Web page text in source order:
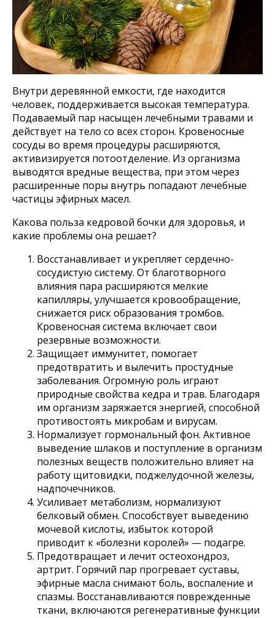
Внутри деревянной емкости, где находится
человек, поддерживается высокая температура.
Подаваемый пар насыщен лечебными травами и
действует на тело со всех сторон. Кровеносные
сосуды во время процедуры расширяются,
активизируется потоотделение. Из организма
выводятся вредные вещества, при этом через
расширенные поры внутрь попадают лечебные
частицы эфирных масел.
Какова польза кедровой бочки для здоровья, и
какие проблемы она решает?
Восстанавливает и укрепляет сердечно-
сосудистую систему. От благотворного
влияния пара расширяются мелкие
капилляры, улучшается кровообращение,
снижается риск образования тромбов.
Кровеносная система включает свои
резервные возможности.
Защищает иммунитет, помогает
предотвратить и вылечить простудные
заболевания. Огромную роль играют
природные свойства кедра и трав. Благодаря
им организм заряжается энергией, способной
противостоять микробам и вирусам.
Нормализует гормональный фон. Активное
выведение шлаков и поступление в организм
полезных веществ положительно влияет на
работу щитовидки, поджелудочной железы,
надпочечников.
Усиливает метаболизм, нормализуют
белковый обмен. Способствует выведению
мочевой кислоты, избыток которой
приводит к «болезни королей» — подагре.
Предотвращает и лечит остеохондроз,
артрит. Горячий пар прогревает суставы,
эфирные масла снимают боль, воспаление и
спазмы. Восстанавливаются поврежденные
ткани, включаются регенеративные функции